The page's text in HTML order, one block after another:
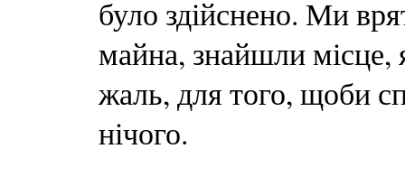
було здійснено. Ми
майна, знайшли місце,
жаль, для того, щоби
нічого.